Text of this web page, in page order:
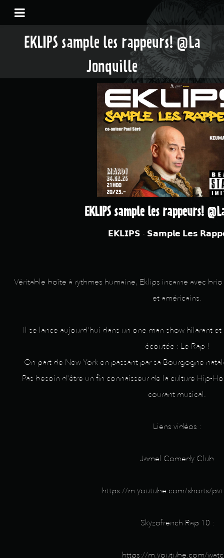
EKLIPS sample les rappeurs! @La
Jonquille
EKLIPS sample les rappeurs!
𝗘𝗞𝗟𝗜𝗣𝗦 - 𝗦𝗮𝗺𝗽𝗹𝗲 𝗟𝗲𝘀
Véritable boîte à rythmes humaine, Eklips incarne avec
et américains.
Il se lance aujourd'hui dans un one man show hilarant
écoutée : Le Rap !
On part de New York en passant par sa Bourgogne
Pas besoin d'être un fin connaisseur de la culture Hip-
courant musical.
Liens vidéos :
Jamel Comedy Club
https://m.youtube.com/shorts/
Skyzofrench Rap 10 :
https://m.youtube.com/